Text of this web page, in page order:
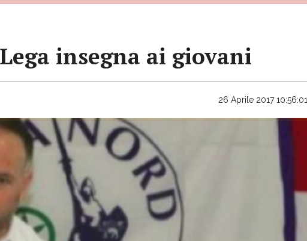
insegna ai giovani
26 Aprile 2017 10:56:01